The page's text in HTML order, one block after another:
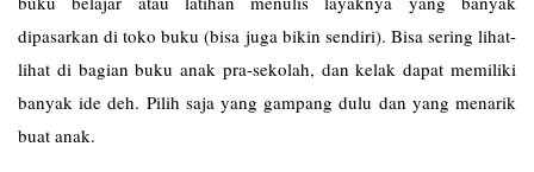
dipasarkan di toko buku (bisa juga bikin sendiri). Bisa sering lihat-
lihat di bagian buku anak pra-sekolah, dan kelak dapat memiliki
banyak ide deh. Pilih saja yang gampang dulu dan yang menarik
buat anak.